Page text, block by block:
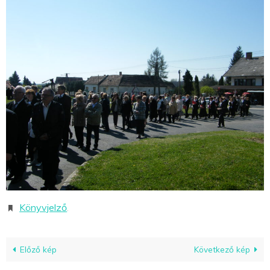
Könyvjelző.
Előző kép Következő kép